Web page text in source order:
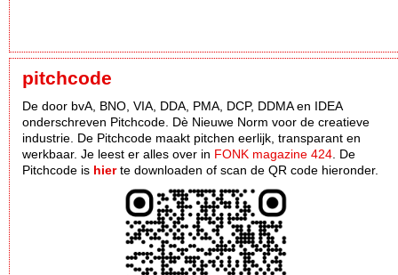
pitchcode
De door bvA, BNO, VIA, DDA, PMA, DCP, DDMA en IDEA
onderschreven Pitchcode. Dè Nieuwe Norm voor de creatieve
industrie. De Pitchcode maakt pitchen eerlijk, transparant en
werkbaar. Je leest er alles over in FONK magazine 424. De
Pitchcode is hierte downloaden of scan de QR code hieronder.